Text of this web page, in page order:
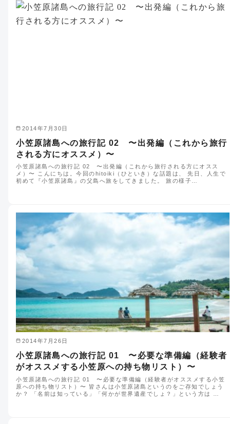
2014年7月30日
小笠原諸島への旅行記 02 〜出発編（これから旅行
される方にオススメ）〜
小笠原諸島への旅行記 02 〜出発編（これから旅行される方にオスス
メ）〜 こんにちは。今回のhitoiki（ひといき）な話題は、 先日、人生で
初めて『小笠原諸島』の父島へ旅をしてきました。 旅の様子…
2014年7月26日
小笠原諸島への旅行記 01 〜必要な準備編（経験者
がオススメする小笠原への持ち物リスト）〜
小笠原諸島への旅行記 01 〜必要な準備編（経験者がオススメする小笠
原への持ち物リスト）〜 皆さんは小笠原諸島というのをご存知でしょう
か？ 「名前は知っている」「何かが世界遺産でしょ？」という方は …